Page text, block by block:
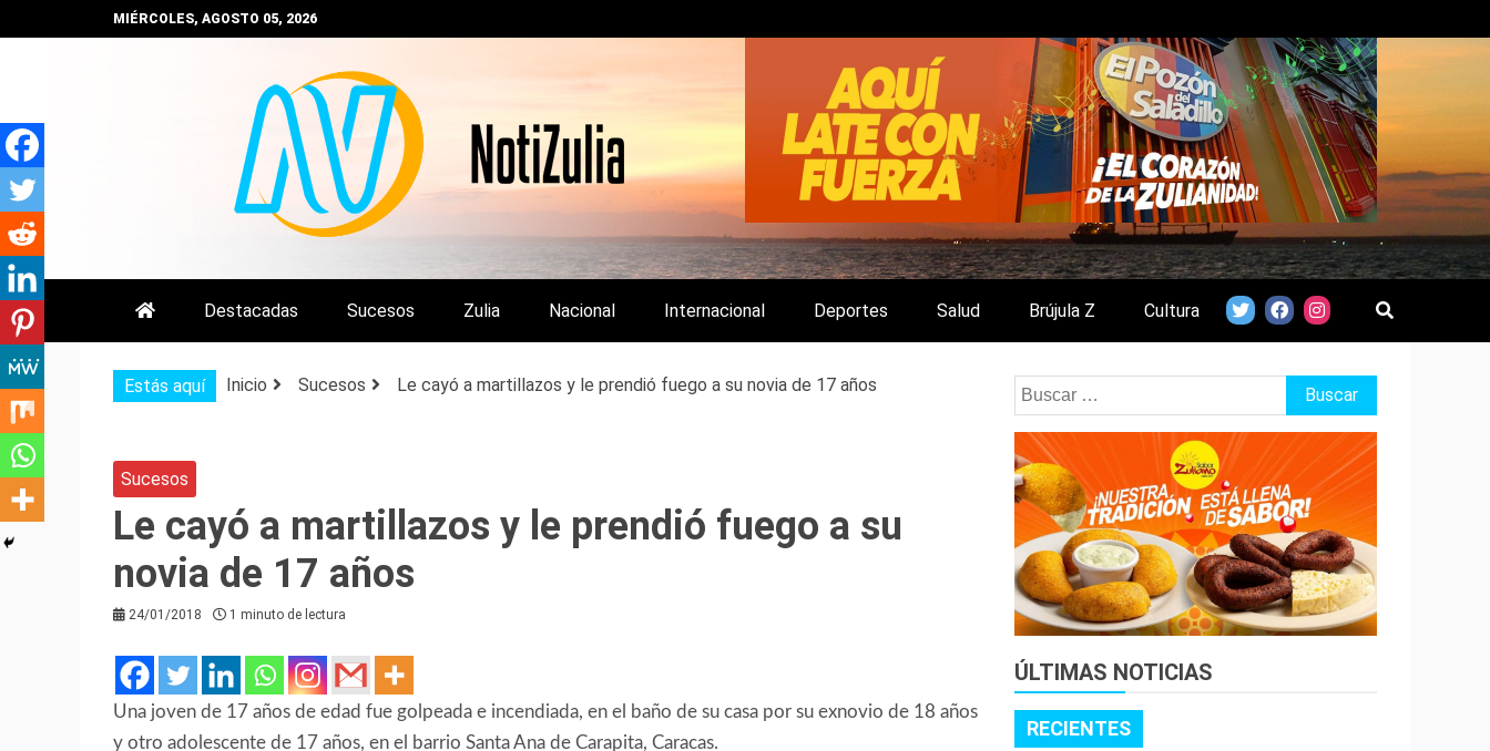
al
MIÉRCOLES, AGOSTO 05, 2026
NOTIZULIA
NOTICIAS DEL ZULIA, VENEZUELA Y DE INTERÉS GENERAL.
Destacadas Sucesos Zulia Nacional Internacional Deportes Salud Brújula Z Cultura
Estás aquí Inicio Sucesos Le cayó a martillazos y le prendió fuego a su novia de 17 años
Sucesos
Le cayó a martillazos y le prendió fuego a su
novia de 17 años
24/01/2018 1 minuto de lectura
Una joven de 17 años de edad fue golpeada e incendiada, en el baño de su casa por su exnovio de 18 años
y otro adolescente de 17 años, en el barrio Santa Ana de Carapita, Caracas.
Buscar:
ÚLTIMAS NOTICIAS
RECIENTES